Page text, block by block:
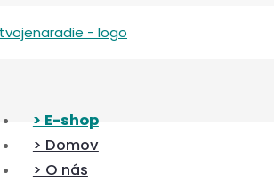
> E-shop
> Domov
> O nás